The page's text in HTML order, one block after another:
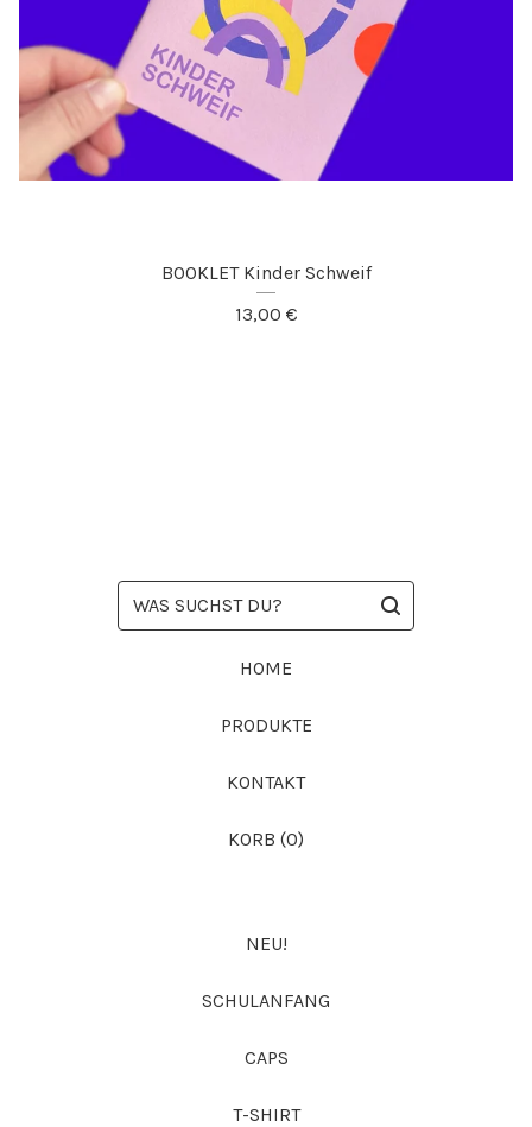
BOOKLET Kinder Schweif
13,00 €
WAS
SUCHST
HOME
PRODUKTE
KONTAKT
KORB (0)
NEU!
SCHULANFANG
CAPS
T-SHIRT